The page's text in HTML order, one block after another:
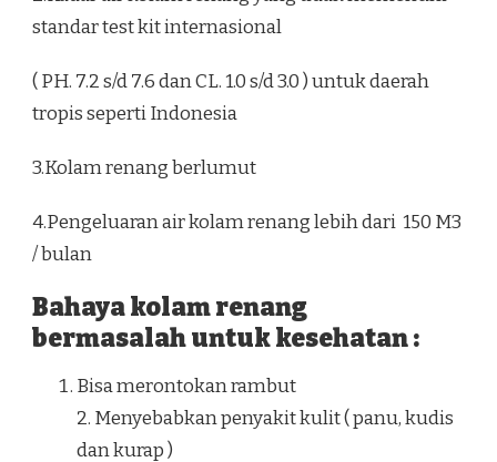
standar test kit internasional
( PH. 7.2 s/d 7.6 dan CL. 1.0 s/d 3.0 ) untuk daerah
tropis seperti Indonesia
3.Kolam renang berlumut
4.Pengeluaran air kolam renang lebih dari 150 M3
/ bulan
Bahaya kolam renang
bermasalah untuk kesehatan :
Bisa merontokan rambut
2. Menyebabkan penyakit kulit ( panu, kudis
dan kurap )